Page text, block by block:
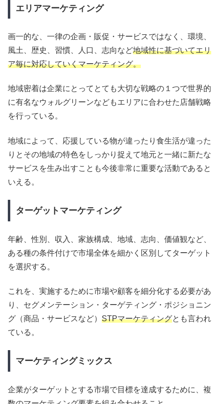
エリアマーケティング
画一的な、一律の企画・販促・サービスではなく、環境、
風土、歴史、習慣、人口、志向など地域性に基づいてエリ
ア毎に対応していくマーケティング。
地域密着は企業にとってとても大切な戦略の１つで世界的
に有名なウォルグリーンなどもエリアに合わせた店舗戦略
を行っている。
地域によって、応援している物が違ったり食生活が違った
りとその地域の特色をしっかり捉えて地元と一緒に新たな
サービスを生み出すことも今後非常に重要な活動であると
いえる。
ターゲットマーケティング
年齢、性別、収入、家族構成、地域、志向、価値観など、
ある種の条件付けで市場全体を細かく区別してターゲット
を選択する。
これを、実施するために市場や顧客を細分化する必要があ
り、セグメンテーション・ターゲティング・ポジショニン
グ（商品・サービスなど） STPマーケティングとも言われ
ている。
マーケティングミックス
企業がターゲットとする市場で目標を達成するために、複